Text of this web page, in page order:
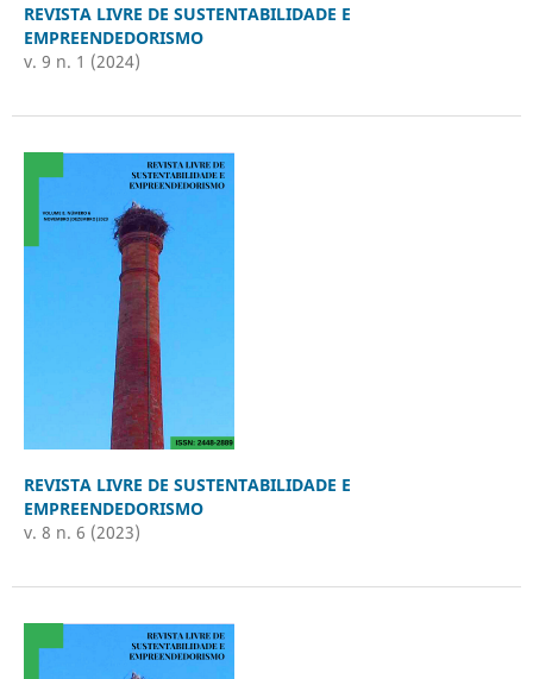
REVISTA LIVRE DE SUSTENTABILIDADE E
EMPREENDEDORISMO
v. 9 n. 1 (2024)
REVISTA LIVRE DE SUSTENTABILIDADE E
EMPREENDEDORISMO
v. 8 n. 6 (2023)